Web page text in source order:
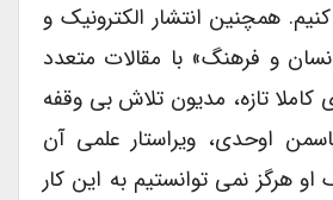
همچنین انتشار الکترونیک و
و فرهنگ» با مقالات متعدد
تازه، مدیون تلاش بی وقفه
اوحدی، ویراستار علمی آن
هرگز نمی توانستیم به این کار